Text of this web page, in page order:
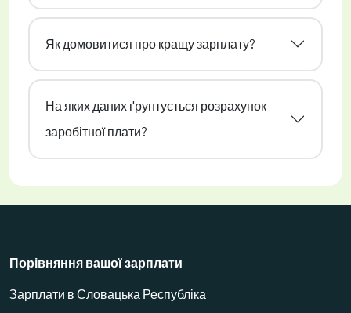
Як домовитися про кращу зарплату?
На яких даних ґрунтується розрахунок
заробітної плати?
Порівняння вашої зарплати
Зарплати в Словацька Республіка